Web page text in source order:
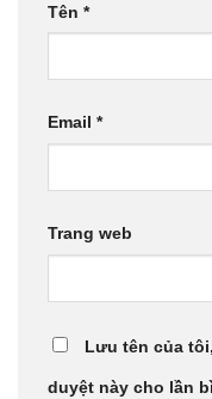
Tên *
Email *
Trang web
Lưu tên của
duyệt này cho lần